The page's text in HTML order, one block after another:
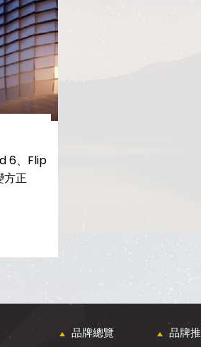
6、Flip
方正
品牌總覽 品牌